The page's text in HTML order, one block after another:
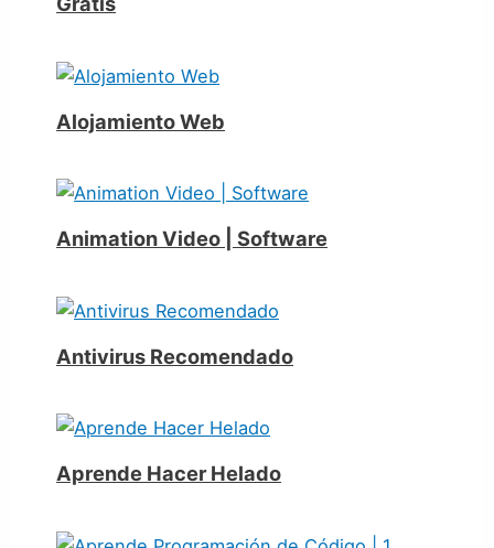
Alojamiento Web
Animation Video | Software
Antivirus Recomendado
Aprende Hacer Helado